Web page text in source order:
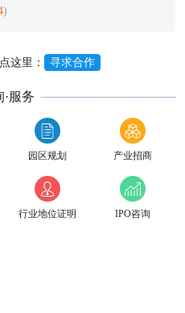
)
这里： 寻求合作
·服务
园区规划 产业招商
行业地位证明 IPO咨询